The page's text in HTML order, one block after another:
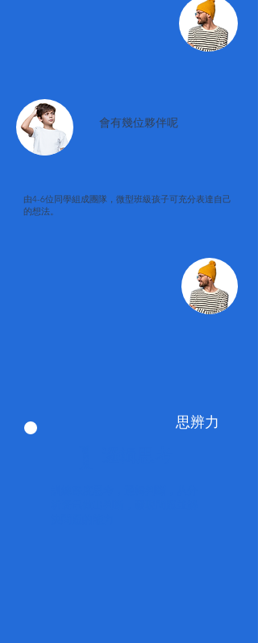
會有幾位夥伴呢
由4-6位同學組成團隊，微型班級孩子可充分表達自己
的想法。
思辨力